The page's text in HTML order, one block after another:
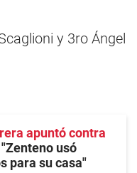
y 3ro Ángel
apuntó contra
"Zenteno usó
para su casa"